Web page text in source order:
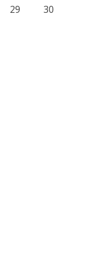
29
30